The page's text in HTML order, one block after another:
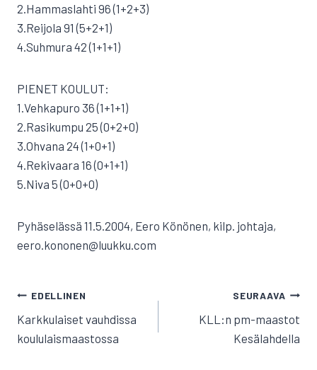
2.Hammaslahti 96 (1+2+3)
3.Reijola 91 (5+2+1)
4.Suhmura 42 (1+1+1)
PIENET KOULUT:
1.Vehkapuro 36 (1+1+1)
2.Rasikumpu 25 (0+2+0)
3.Ohvana 24 (1+0+1)
4.Rekivaara 16 (0+1+1)
5.Niva 5 (0+0+0)
Pyhäselässä 11.5.2004, Eero Könönen, kilp. johtaja,
eero.kononen@luukku.com
ARTIKKELIEN
SELAUS
EDELLINEN
Karkkulaiset vauhdissa
koululaismaastossa
SEURAAVA
KLL:n pm-maastot
Kesälahdella